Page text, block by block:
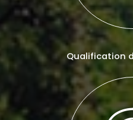
Qualification